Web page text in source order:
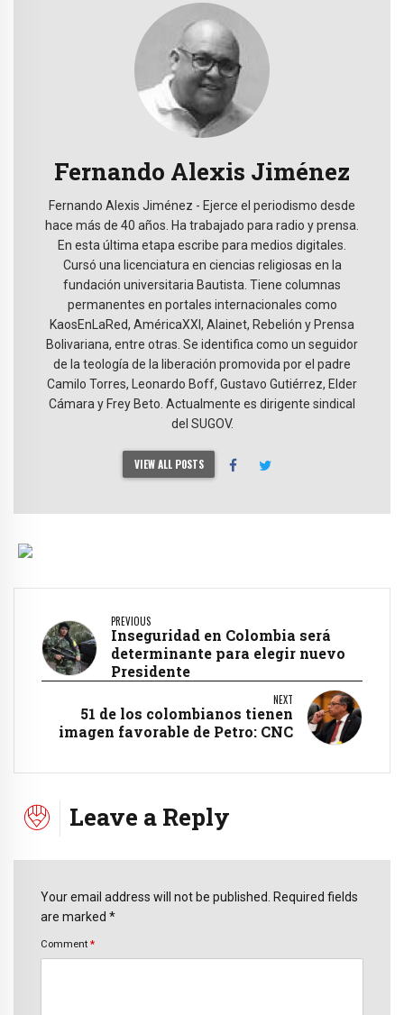
Fernando Alexis Jiménez
Fernando Alexis Jiménez - Ejerce el periodismo desde
hace más de 40 años. Ha trabajado para radio y prensa.
En esta última etapa escribe para medios digitales.
Cursó una licenciatura en ciencias religiosas en la
fundación universitaria Bautista. Tiene columnas
permanentes en portales internacionales como
KaosEnLaRed, AméricaXXI, Alainet, Rebelión y Prensa
Bolivariana, entre otras. Se identifica como un seguidor
de la teología de la liberación promovida por el padre
Camilo Torres, Leonardo Boff, Gustavo Gutiérrez, Elder
Cámara y Frey Beto. Actualmente es dirigente sindical
del SUGOV.
VIEW ALL POSTS
PREVIOUS
Inseguridad en Colombia será
determinante para elegir nuevo
Presidente
NEXT
51 de los colombianos tienen
imagen favorable de Petro: CNC
Leave a Reply
Your email address will not be published. Required fields
are marked *
Comment *